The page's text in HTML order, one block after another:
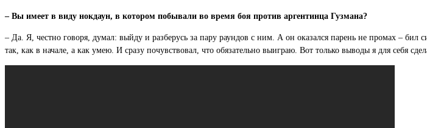
– Вы имеет в виду нокдаун, в котором побывали во время боя против аргентинца Гузмана?
– Да. Я, честно говоря, думал: выйду и разберусь за пару раундов с ним. А он оказался парень не промах – бил
так, как в начале, а как умею. И сразу почувствовал, что обязательно выиграю. Вот только выводы я для себя